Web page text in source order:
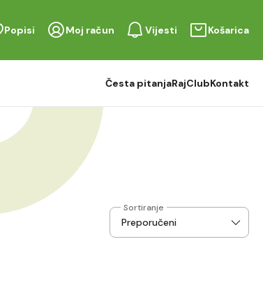
Popisi Moj račun Vijesti Košarica
Česta pitanjaRajClubKontakt
Sortiranje